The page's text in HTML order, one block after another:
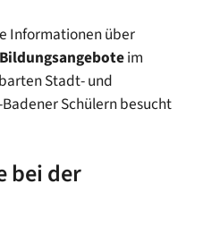
Informationen über
im
Stadt- und
Schülern besucht
bei der